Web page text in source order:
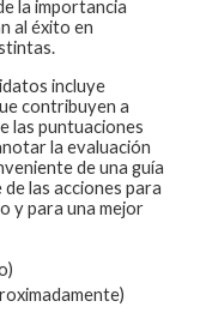
la importancia
al éxito en
incluye
contribuyen a
las puntuaciones
la evaluación
de una guía
las acciones para
y para una mejor